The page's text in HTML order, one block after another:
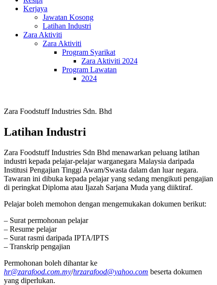
Kerjaya
Jawatan Kosong
Latihan Industri
Zara Aktiviti
Zara Aktiviti
Program Syarikat
Zara Aktiviti 2024
Program Lawatan
2024
Zara Foodstuff Industries Sdn. Bhd
Latihan Industri
Zara Foodstuff Industries Sdn Bhd menawarkan peluang latihan
industri kepada pelajar-pelajar warganegara Malaysia daripada
Institusi Pengajian Tinggi Awam/Swasta dalam dan luar negara.
Tawaran ini dibuka kepada pelajar yang sedang mengikuti pengajian
di peringkat Diploma atau Ijazah Sarjana Muda yang diiktiraf.
Pelajar boleh memohon dengan mengemukakan dokumen berikut:
– Surat permohonan pelajar
– Resume pelajar
– Surat rasmi daripada IPTA/IPTS
– Transkrip pengajian
Permohonan boleh dihantar ke
hr@zarafood.com.my/hrzarafood@yahoo.com beserta dokumen
yang diperlukan.